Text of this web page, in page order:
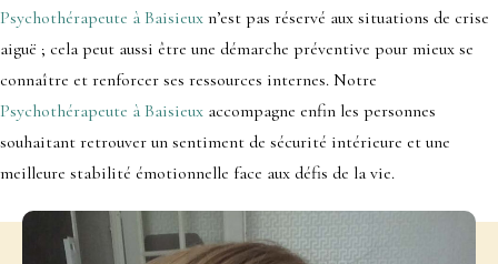
Psychothérapeute à Baisieux n’est pas réservé aux situations de crise
aiguë ; cela peut aussi être une démarche préventive pour mieux se
connaître et renforcer ses ressources internes. Notre
Psychothérapeute à Baisieux accompagne enfin les personnes
souhaitant retrouver un sentiment de sécurité intérieure et une
meilleure stabilité émotionnelle face aux défis de la vie.